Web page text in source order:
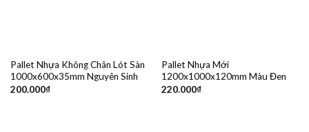
Pallet Nhựa Không Chân Lót Sàn
1000x600x35mm Nguyên Sinh
200.000₫
Pallet Nhựa Mới
1200x1000x120mm Màu Đen
220.000₫